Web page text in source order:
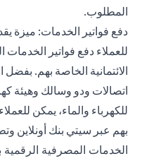
المطلوب.
دفع فواتير الخدمات: ميزة
للعملاء دفع فواتير
الائتمانية الخاصة بهم.
اتصالات ودو وسالك وهيئة
للكهرباء والماء، يمكن
بهم عبر سيتي بنك أونلاين
الخدمات المصرفية